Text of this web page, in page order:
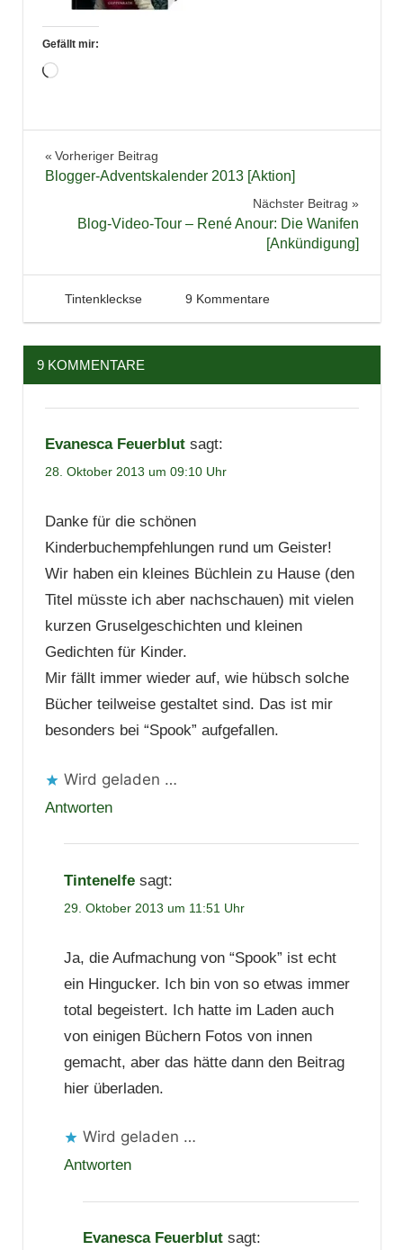
Gefällt mir:
Wird
Beitragsnavigation
Vorheriger Beitrag
Blogger-Adventskalender 2013 [Aktion]
Nächster Beitrag
Blog-Video-Tour – René Anour: Die Wanifen
[Ankündigung]
28. Oktober 2013
Tintenhain
Tintenkleckse 9 Kommentare
9 KOMMENTARE
Evanesca Feuerblut sagt:
28. Oktober 2013 um 09:10 Uhr
Danke für die schönen
Kinderbuchempfehlungen rund um Geister!
Wir haben ein kleines Büchlein zu Hause (den
Titel müsste ich aber nachschauen) mit vielen
kurzen Gruselgeschichten und kleinen
Gedichten für Kinder.
Mir fällt immer wieder auf, wie hübsch solche
Bücher teilweise gestaltet sind. Das ist mir
besonders bei “Spook” aufgefallen.
Wird geladen …
Antworten
Tintenelfe sagt:
29. Oktober 2013 um 11:51 Uhr
Ja, die Aufmachung von “Spook” ist echt
ein Hingucker. Ich bin von so etwas immer
total begeistert. Ich hatte im Laden auch
von einigen Büchern Fotos von innen
gemacht, aber das hätte dann den Beitrag
hier überladen.
Wird geladen …
Antworten
Evanesca Feuerblut sagt: